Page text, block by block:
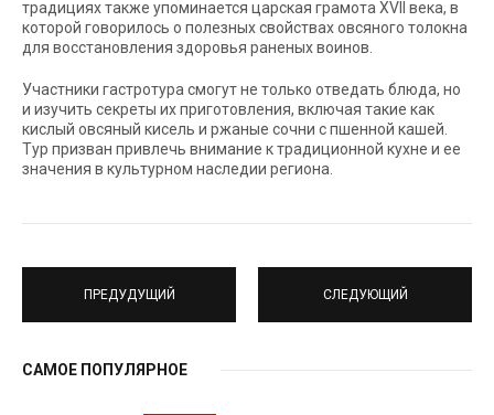
традициях также упоминается царская грамота XVII века, в
которой говорилось о полезных свойствах овсяного толокна
для восстановления здоровья раненых воинов.
Участники гастротура смогут не только отведать блюда, но
и изучить секреты их приготовления, включая такие как
кислый овсяный кисель и ржаные сочни с пшенной кашей.
Тур призван привлечь внимание к традиционной кухне и ее
значения в культурном наследии региона.
ПРЕДУДУЩИЙ СЛЕДУЮЩИЙ
САМОЕ ПОПУЛЯРНОЕ